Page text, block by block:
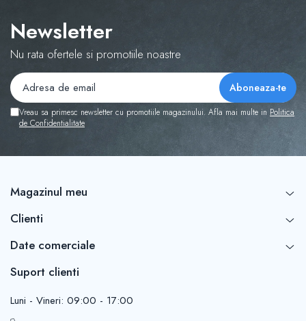
Newsletter
Nu rata ofertele si promotiile noastre
Vreau sa primesc newsletter cu promotiile magazinului. Afla mai multe in Politica
de Confidentialitate
Magazinul meu
Clienti
Date comerciale
Suport clienti
Luni - Vineri: 09:00 - 17:00